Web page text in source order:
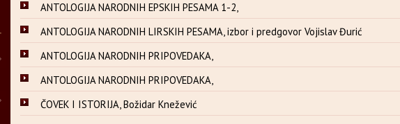
ANTOLOGIJA NARODNIH EPSKIH PESAMA 1-2,
ANTOLOGIJA NARODNIH LIRSKIH PESAMA, izbor i predgovor Vojislav Đurić
ANTOLOGIJA NARODNIH PRIPOVEDAKA,
ANTOLOGIJA NARODNIH PRIPOVEDAKA,
ČOVEK I ISTORIJA, Božidar Knežević